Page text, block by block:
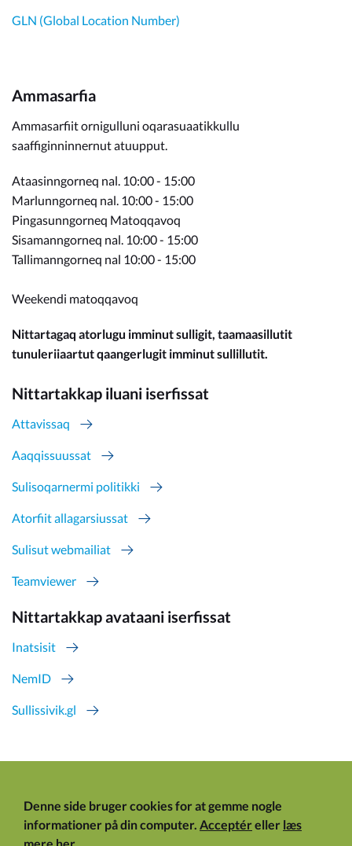
GLN (Global Location Number)
Ammasarfia
Ammasarfiit ornigulluni oqarasuaatikkullu
saaffiginninnernut atuupput.
Ataasinngorneq nal. 10:00 - 15:00
Marlunngorneq nal. 10:00 - 15:00
Pingasunngorneq Matoqqavoq
Sisamanngorneq nal. 10:00 - 15:00
Tallimanngorneq nal 10:00 - 15:00
Weekendi matoqqavoq
Nittartagaq atorlugu imminut sulligit, taamaasillutit
tunuleriiaartut qaangerlugit imminut sullillutit.
Nittartakkap iluani iserfissat
Attavissaq
Aaqqissuussat
Sulisoqarnermi politikki
Atorfiit allagarsiussat
Sulisut webmailiat
Teamviewer
Nittartakkap avataani iserfissat
Inatsisit
NemID
Sullissivik.gl
Denne side bruger cookies for at gemme nogle
informationer på din computer. Acceptéreller læs